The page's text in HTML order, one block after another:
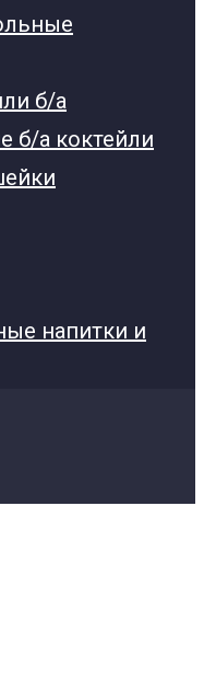
б/а
б/а коктейли
напитки и